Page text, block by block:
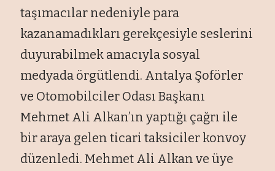
taşımacılar nedeniyle para
kazanamadıkları gerekçesiyle seslerini
duyurabilmek amacıyla sosyal
medyada örgütlendi. Antalya Şoförler
ve Otomobilciler Odası Başkanı
Mehmet Ali Alkan’ın yaptığı çağrı ile
bir araya gelen ticari taksiciler konvoy
düzenledi. Mehmet Ali Alkan ve üye